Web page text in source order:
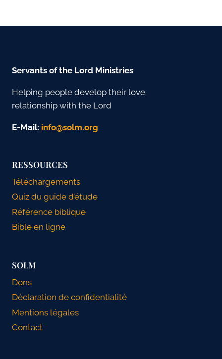
Servants of the Lord Ministries
Helping people develop their love
relationship with the Lord
E-Mail: gro.mlos@ofni
RESSOURCES
Téléchargements
Quiz du guide d’étude
Référence biblique
Bible en ligne
SOLM
Dons
Déclaration de confidentialité
Mentions légales
Contact